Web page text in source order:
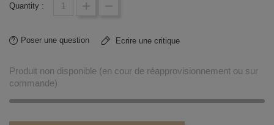
Quantity :
Poser une question Ecrire une critique
Produit non disponible (en cour de réapprovisionnement ou sur
commande)